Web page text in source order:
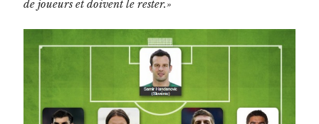
de joueurs et doivent le rester.»